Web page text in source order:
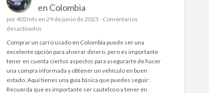
c
o
n
I
A
Y
E
L
M
E
R
C
2
m
t
e
n
e
s
u
n
a
g
u
en Colombia
por402mts en 29 de junio de 2023 - Comentarios
desactivadose
G
u
i
a
b
Comprar un carro usado en Colombia puede ser una
excelente opción para ahorrar dinero, pero es importante
tener en cuenta ciertos aspectos para asegurarte de hacer
una compra informada y obtener un vehículo en buen
estado. Aquí tienes una guía básica que puedes seguir:
Recuerda que es importante ser cauteloso y tener en